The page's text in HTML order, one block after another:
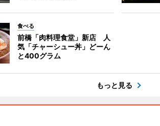
食べる
前橋「肉料理食堂」新店 人
気「チャーシュー丼」どーん
と400グラム
もっと見る